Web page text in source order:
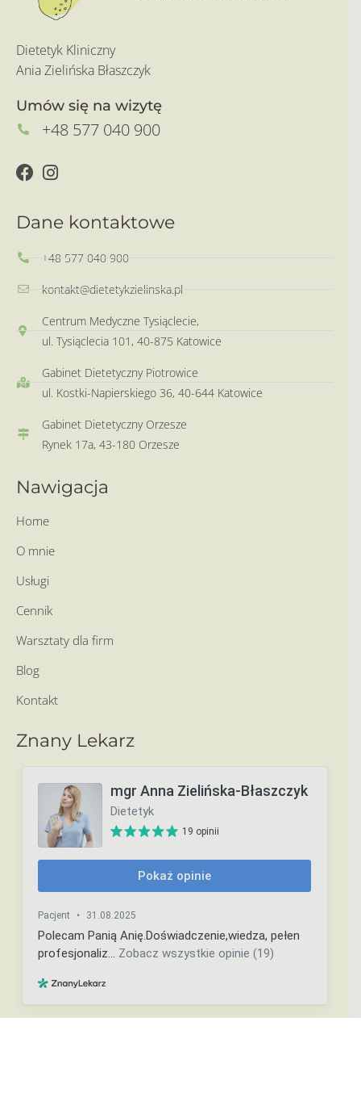
Dietetyk Kliniczny
Ania Zielińska Błaszczyk
Umów się na wizytę
+48 577 040 900
Dane kontaktowe
+48 577 040 900
kontakt@dietetykzielinska.pl
Centrum Medyczne Tysiąclecie,
ul. Tysiąclecia 101, 40-875 Katowice
Gabinet Dietetyczny Piotrowice
ul. Kostki-Napierskiego 36, 40-644 Katowice
Gabinet Dietetyczny Orzesze
Rynek 17a, 43-180 Orzesze
Nawigacja
Home
O mnie
Usługi
Cennik
Warsztaty dla firm
Blog
Kontakt
Znany Lekarz